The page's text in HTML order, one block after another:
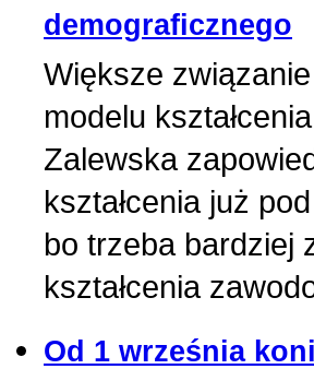
demograficznego
Większe
modelu
Zalewska
kształcenia już
bo trzeba bardziej
kształcenia
Od 1 września